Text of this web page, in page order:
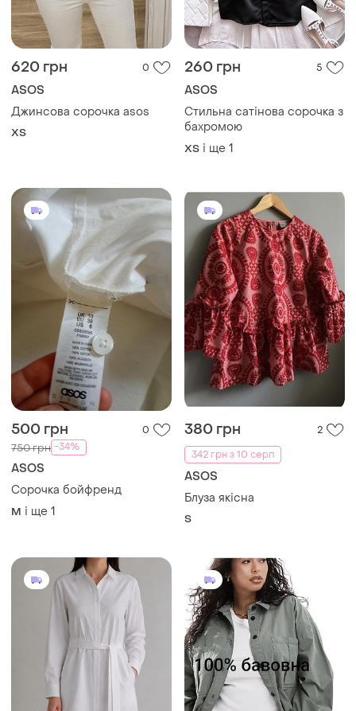
620 грн 0
ASOS
Джинсова сорочка asos
ХS
260 грн 5
ASOS
Стильна сатінова сорочка з
бахромою
ХS і ще 1
500 грн 0
750 грн -34%
ASOS
Сорочка бойфренд
M і ще 1
380 грн
2
342 грн з 10 серп
ASOS
Блуза якісна
S